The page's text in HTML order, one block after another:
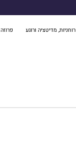
רוחניות, מדיטציה ורוגע פרוזה